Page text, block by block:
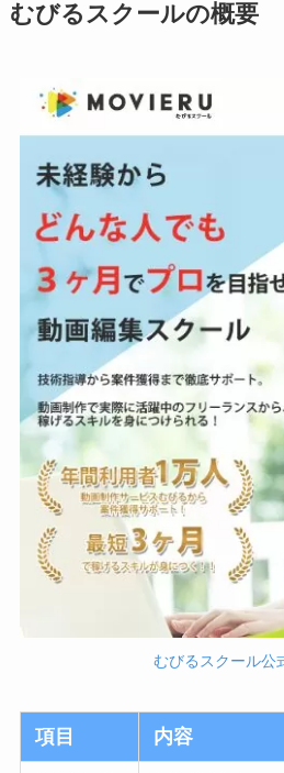
むびるスクールの概要
むびるスクール公
項目 内容